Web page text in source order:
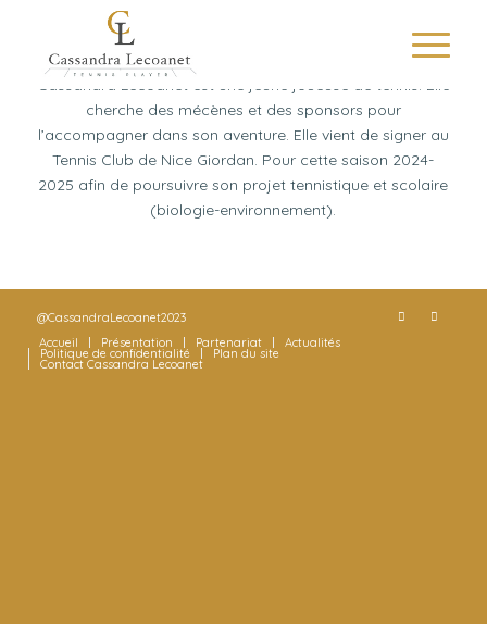
Cassandra Lecoanet est une jeune joueuse de tennis. Elle
cherche des mécènes et des sponsors pour
l’accompagner dans son aventure. Elle vient de signer au
Tennis Club de Nice Giordan. Pour cette saison 2024-
2025 afin de poursuivre son projet tennistique et scolaire
(biologie-environnement).
@CassandraLecoanet2023
Accueil
Présentation Partenariat Actualités
Politique de confidentialité Plan du site
Contact Cassandra Lecoanet